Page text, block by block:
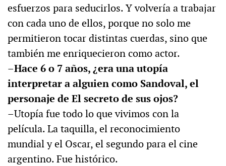
esfuerzos para seducirlos. Y volvería a trabajar
con cada uno de ellos, porque no solo me
permitieron tocar distintas cuerdas, sino que
también me enriquecieron como actor.
–Hace 6 o 7 años, ¿era una utopía
interpretar a alguien como Sandoval, el
personaje de El secreto de sus ojos?
–Utopía fue todo lo que vivimos con la
película. La taquilla, el reconocimiento
mundial y el Oscar, el segundo para el cine
argentino. Fue histórico.